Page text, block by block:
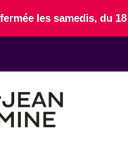
les samedis, du